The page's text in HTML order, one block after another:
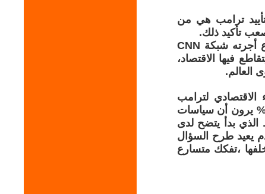
ترامب هي من
تأكيد ذلك.
التراجع في شعبية الرئيس الأمريكي دونالد ترامب كما ظهرت في استطلاع أجرته شبكة CNN
فيها الاقتصاد،
العالم.
فقط يؤيدون الأداء الاقتصادي لترامب
حكمه، و65% يرون أن السياسات الحالية جعلت الوضع أسوأ،وأن 63% يرون أن سياسات
الذي بدأ يتضح لدى
يعيد طرح السؤال
،تفكك متسارع